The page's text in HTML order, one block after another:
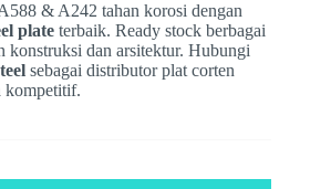
& A242 tahan korosi dengan
plate terbaik. Ready stock berbagai
konstruksi dan arsitektur. Hubungi
sebagai distributor plat corten
kompetitif.